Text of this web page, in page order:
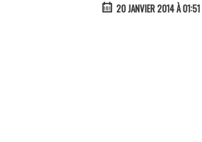
20 JANVIER 2014 À 01:51